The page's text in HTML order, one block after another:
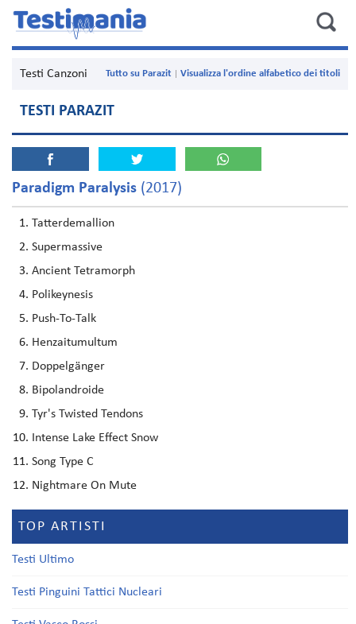
Testi Canzoni Visualizza l'ordine alfabetico dei titoli
Tutto su Parazit
TESTI PARAZIT
Paradigm Paralysis (2017)
Tatterdemallion
Supermassive
Ancient Tetramorph
Polikeynesis
Push-To-Talk
Henzaitumultum
Doppelgänger
Bipolandroide
Tyr's Twisted Tendons
Intense Lake Effect Snow
Song Type C
Nightmare On Mute
TOP ARTISTI
Testi Ultimo
Testi Pinguini Tattici Nucleari